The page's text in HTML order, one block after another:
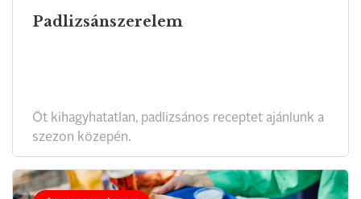
Padlizsánszerelem
Öt kihagyhatatlan, padlizsános receptet ajánlunk a
szezon közepén.